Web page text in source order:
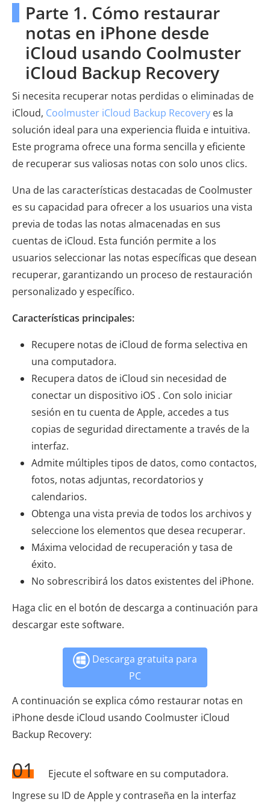
Parte 1. Cómo restaurar
notas en iPhone desde
iCloud usando Coolmuster
iCloud Backup Recovery
Si necesita recuperar notas perdidas o eliminadas de
iCloud, Coolmuster iCloud Backup Recovery es la
solución ideal para una experiencia fluida e intuitiva.
Este programa ofrece una forma sencilla y eficiente
de recuperar sus valiosas notas con solo unos clics.
Una de las características destacadas de Coolmuster
es su capacidad para ofrecer a los usuarios una vista
previa de todas las notas almacenadas en sus
cuentas de iCloud. Esta función permite a los
usuarios seleccionar las notas específicas que desean
recuperar, garantizando un proceso de restauración
personalizado y específico.
Características principales:
Recupere notas de iCloud de forma selectiva en
una computadora.
Recupera datos de iCloud sin necesidad de
conectar un dispositivo iOS . Con solo iniciar
sesión en tu cuenta de Apple, accedes a tus
copias de seguridad directamente a través de la
interfaz.
Admite múltiples tipos de datos, como contactos,
fotos, notas adjuntas, recordatorios y
calendarios.
Obtenga una vista previa de todos los archivos y
seleccione los elementos que desea recuperar.
Máxima velocidad de recuperación y tasa de
éxito.
No sobrescribirá los datos existentes del iPhone.
Haga clic en el botón de descarga a continuación para
descargar este software.
Descarga gratuita para
PC
A continuación se explica cómo restaurar notas en
iPhone desde iCloud usando Coolmuster iCloud
Backup Recovery:
01
Ejecute el software en su computadora.
Ingrese su ID de Apple y contraseña en la interfaz